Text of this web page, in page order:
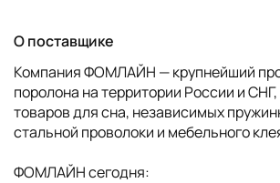
О поставщике
Компания ФОМЛАЙН — крупнейший
поролона на территории России и
товаров для сна, независимых
стальной проволоки и мебельного
ФОМЛАЙН сегодня: